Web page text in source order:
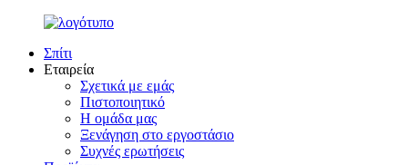
Σπίτι
Εταιρεία
Σχετικά με εμάς
Πιστοποιητικό
Η ομάδα μας
Ξενάγηση στο εργοστάσιο
Συχνές ερωτήσεις